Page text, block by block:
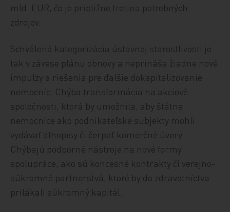
mld. EUR, čo je približne tretina potrebných
zdrojov.
Schválená kategorizácia ústavnej starostlivosti je
tak v závese plánu obnovy a neprináša žiadne nové
impulzy a riešenia pre ďalšie dokapitalizovanie
nemocníc. Chýba transformácia na akciové
spoločnosti, ktorá by umožnila, aby štátne
nemocnice ako podnikateľské subjekty mohli
vydávať dlhopisy či čerpať komerčné úvery.
Chýbajú podporné nástroje na nové formy
spolupráce, ako sú koncesné kontrakty či verejno-
súkromné partnerstvá, ktoré by do zdravotníctva
prilákali súkromný kapitál.